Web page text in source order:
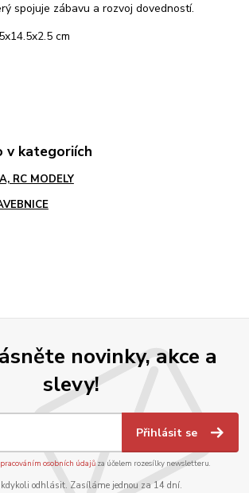
spojuje zábavu a rozvoj dovedností.
cm
v kategoriích
RC MODELY
novinky, akce a
slevy!
Přihlásit se
osobních údajůza účelem rozesílky newsletteru.
kdykoli odhlásit. Zasíláme jednou za 14 dní.